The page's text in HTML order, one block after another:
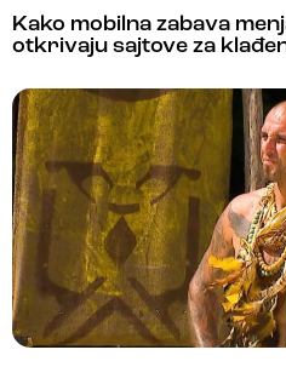
Kako mobilna zabava
otkrivaju sajtove za